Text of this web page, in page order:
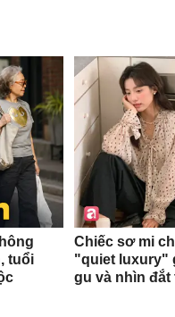
tuổi
Chiếc sơ mi
"quiet luxury"
gu và nhìn